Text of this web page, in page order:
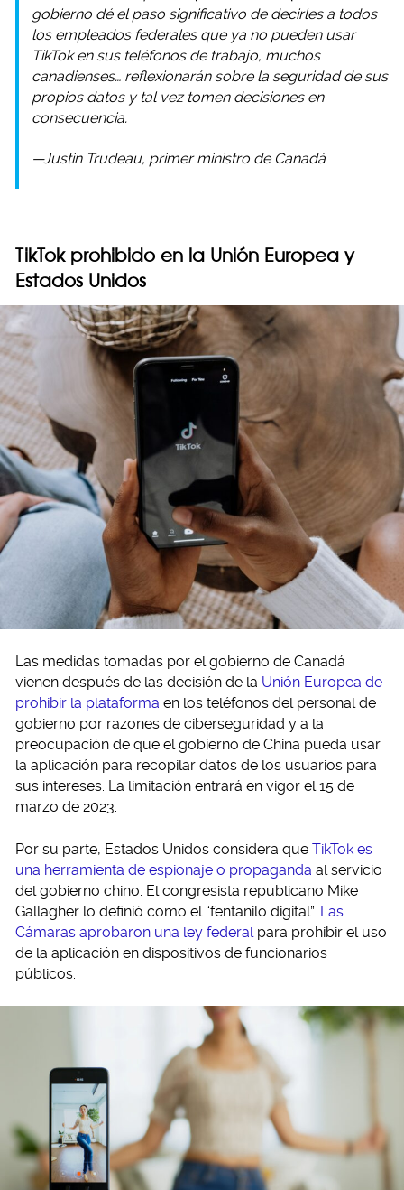
gobierno dé el paso significativo de decirles a todos
los empleados federales que ya no pueden usar
TikTok en sus teléfonos de trabajo, muchos
canadienses… reflexionarán sobre la seguridad de sus
propios datos y tal vez tomen decisiones en
consecuencia.
—Justin Trudeau, primer ministro de Canadá
TikTok prohibido en la Unión Europea y
Estados Unidos
Las medidas tomadas por el gobierno de Canadá
vienen después de las decisión de la Unión Europea de
prohibir la plataforma en los teléfonos del personal de
gobierno por razones de ciberseguridad y a la
preocupación de que el gobierno de China pueda usar
la aplicación para recopilar datos de los usuarios para
sus intereses. La limitación entrará en vigor el 15 de
marzo de 2023.
Por su parte, Estados Unidos considera que TikTok es
una herramienta de espionaje o propaganda al servicio
del gobierno chino. El congresista republicano Mike
Gallagher lo definió como el “fentanilo digital”. Las
Cámaras aprobaron una ley federal para prohibir el uso
de la aplicación en dispositivos de funcionarios
públicos.